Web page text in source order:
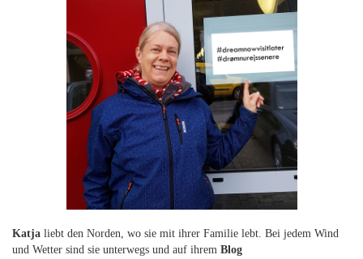
Katja liebt den Norden, wo sie mit ihrer Familie lebt. Bei jedem Wind
und Wetter sind sie unterwegs und auf ihrem Blog